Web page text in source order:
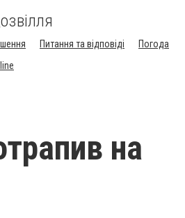
Питання та відповіді
Погода
на